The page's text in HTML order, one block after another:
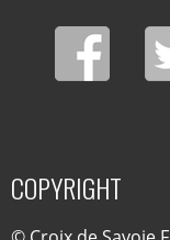
COPYRIGHT